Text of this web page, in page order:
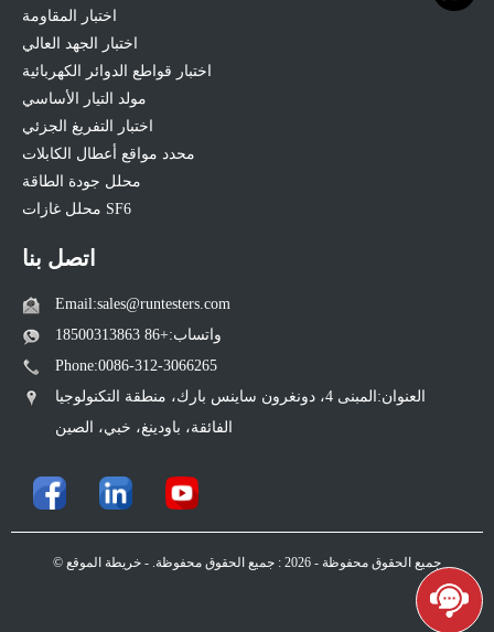
اختبار المقاومة
اختبار الجهد العالي
اختبار قواطع الدوائر الكهربائية
مولد التيار الأساسي
اختبار التفريغ الجزئي
محدد مواقع أعطال الكابلات
محلل جودة الطاقة
محلل غازات SF6
اتصل بنا
Email:sales@runtesters.com
واتساب:+86 18500313863
Phone:0086-312-3066265
العنوان:المبنى 4، دونغرون ساينس بارك، منطقة التكنولوجيا
الفائقة، باودينغ، خبي، الصين
© جميع الحقوق محفوظة - 2026 : جميع الحقوق محفوظة. - خريطة الموقع